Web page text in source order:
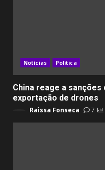
Notícias Política
China reage a
exportação de drones
Raissa Fonseca 7